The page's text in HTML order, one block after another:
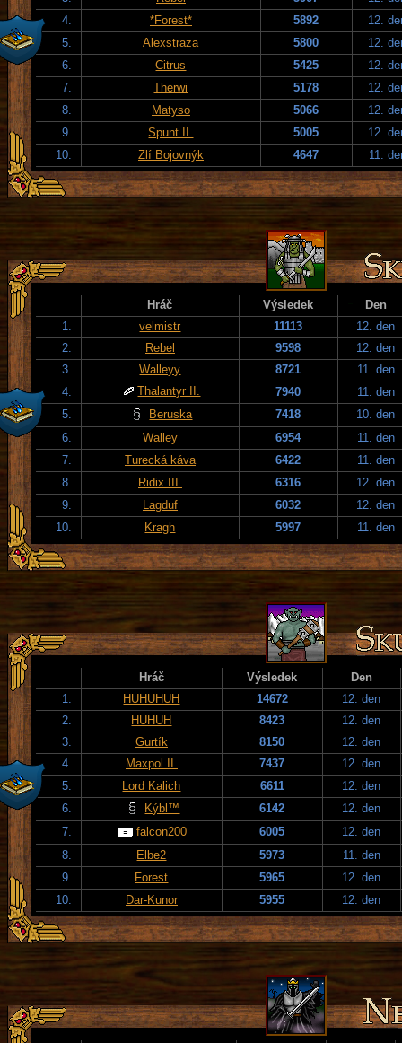
4.
*Forest* 5892
12.
5.
Alexstraza 5800
12.
6.
Citrus 5425
12.
7.
Therwi 5178
12.
8.
Matyso 5066
12.
9.
Spunt II. 5005
12.
10.
Zlí Bojovnýk 4647 11.
Hráč Výsledek
Den
1.
velmistr 11113
12. den
2.
Rebel 9598
12. den
3.
Walleyy 8721
11. den
4.
Thalantyr II. 7940
11. den
5.
Beruska 7418
10. den
6.
Walley 6954
11. den
7.
Turecká káva 6422
11. den
8.
Ridix III. 6316
12. den
9.
Lagduf 6032
12. den
10.
Kragh 5997 11. den
Hráč Výsledek
Den
1.
HUHUHUH 14672
12. den
2.
HUHUH 8423
12. den
3.
Gurtík 8150
12. den
4.
Maxpol II. 7437
12. den
5.
Lord Kalich 6611
12. den
6.
Kýbl™ 6142
12. den
7.
falcon200 6005
12. den
8.
Elbe2 5973
11. den
9.
Forest 5965
12. den
10.
Dar-Kunor 5955 12. den